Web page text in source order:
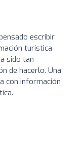
escribir
turística
sido tan
de hacerlo. Una
con información